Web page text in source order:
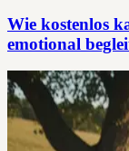
Wie kostenlos
emotional